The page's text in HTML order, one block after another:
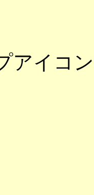
アイコン